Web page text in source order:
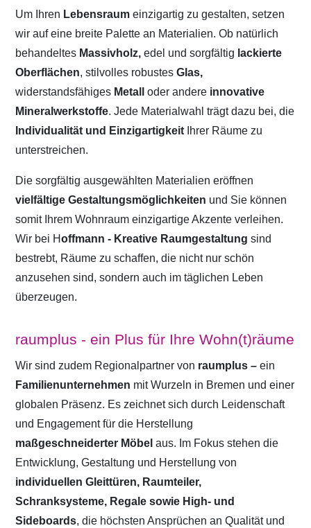
Um Ihren Lebensraumeinzigartig zu gestalten, setzen
wir auf eine breite Palette an Materialien. Ob natürlich
behandeltes Massivholz, edel und sorgfältig lackierte
Oberflächen, stilvolles robustesGlas,
widerstandsfähiges Metalloder andere innovative
Mineralwerkstoffe. Jede Materialwahl trägt dazu bei, die
Individualität und Einzigartigkeit Ihrer Räume zu
unterstreichen.
Die sorgfältig ausgewählten Materialien eröffnen
vielfältige Gestaltungsmöglichkeiten und Sie können
somit Ihrem Wohnraum einzigartige Akzente verleihen.
Wir bei Hoffmann - Kreative Raumgestaltung sind
bestrebt, Räume zu schaffen, die nicht nur schön
anzusehen sind, sondern auch im täglichen Leben
überzeugen.
raumplus - ein Plus für Ihre Wohn(t)räume
Wir sind zudem Regionalpartner von raumplus – ein
Familienunternehmen mit Wurzeln in Bremen und einer
globalen Präsenz. Es zeichnet sich durch Leidenschaft
und Engagement für die Herstellung
maßgeschneiderter Möbelaus. Im Fokus stehen die
Entwicklung, Gestaltung und Herstellung von
individuellen Gleittüren, Raumteiler,
Schranksysteme, Regale sowie High- und
Sideboards, die höchsten Ansprüchen an Qualität und